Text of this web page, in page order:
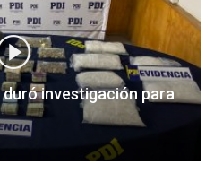
duró investigación para